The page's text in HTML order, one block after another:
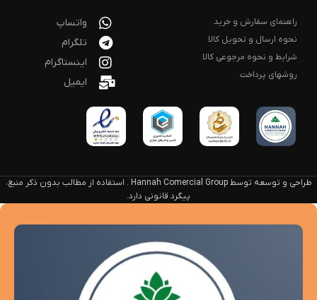
راهنمای سفارش و خرید
نحوه ارسال و تحویل کالا
شرایط و نحوه مرجوعی کالا
روشهای پرداخت
واتساپ
تلگرام
اینستاگرام
ایمیل
طراحی و توسعه توسط Hannah Comercial Group . استفاده از مطالب بدون ذکر منبع،
پیگرد قانونی دارد.